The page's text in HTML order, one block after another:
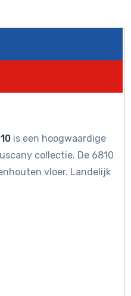
is een hoogwaardige
collectie. De 6810
vloer. Landelijk